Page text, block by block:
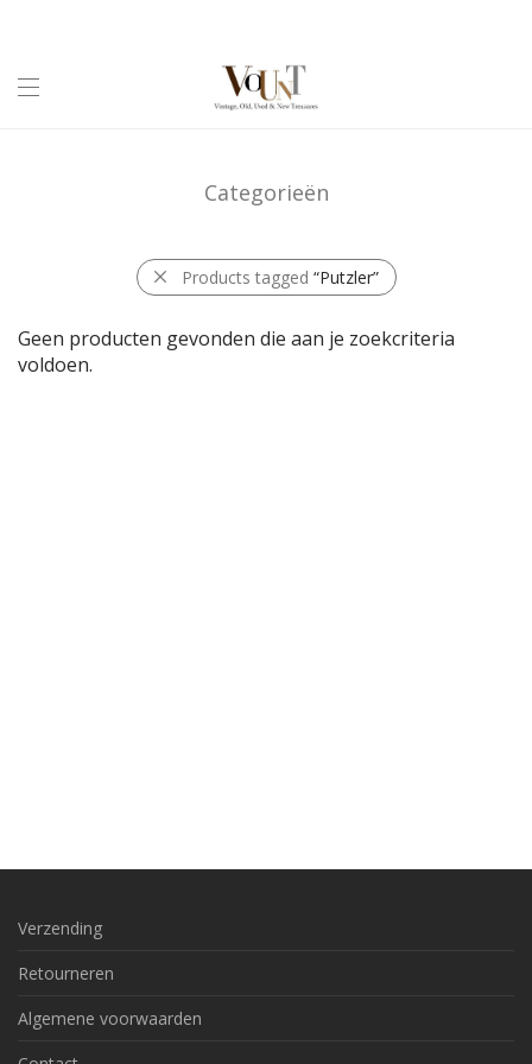
Categorieën
Products tagged “Putzler”
Geen producten gevonden die aan je zoekcriteria
voldoen.
Verzending
Retourneren
Algemene voorwaarden